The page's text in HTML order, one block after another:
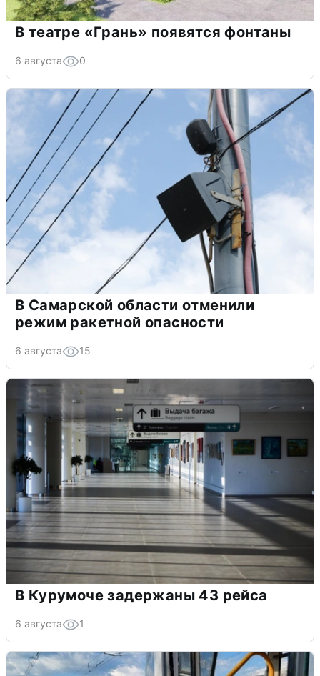
В театре «Грань» появятся фонтаны
6 августа 0
В Самарской области отменили
режим ракетной опасности
6 августа 15
В Курумоче задержаны 43 рейса
6 августа 1